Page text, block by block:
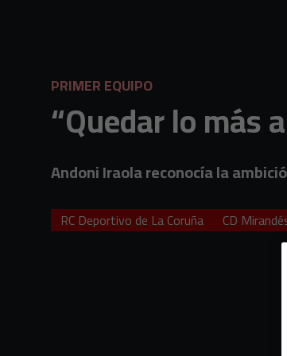
PRIMER EQUIPO
“Quedar lo más
Andoni Iraola reconocía la
RC Deportivo de La Coruña CD